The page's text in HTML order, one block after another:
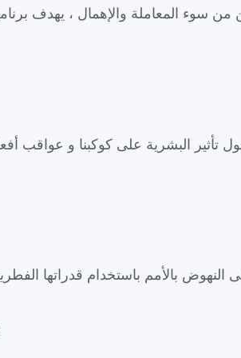
من سوء المعاملة والإهمال ، يهدف
البشرية على كوكبنا و عواقب
النهوض بالأمم باستخدام قدراتها